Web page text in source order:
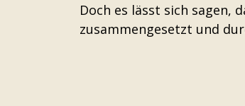
Doch es lässt sich sagen,
zusammengesetzt und